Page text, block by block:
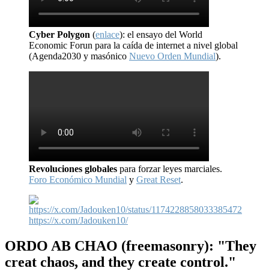
Cyber Polygon (enlace): el ensayo del World
Economic Forun para la caída de internet a nivel global
(Agenda2030 y masónico Nuevo Orden Mundial).
Revoluciones globales para forzar leyes marciales.
Foro Económico Mundial y Great Reset.
https://x.com/Jadouken10/
ORDO AB CHAO (freemasonry): "They
creat chaos, and they create control."